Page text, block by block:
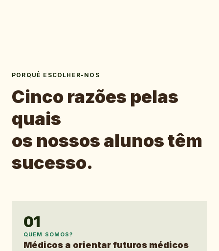
PORQUÊ ESCOLHER-NOS
Cinco razões pelas
quais
os nossos alunos têm
sucesso.
01
QUEM SOMOS?
Médicos a orientar futuros médicos